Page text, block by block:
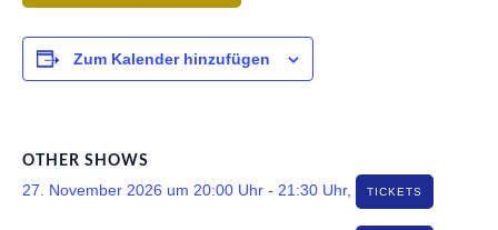
Zum Kalender hinzufügen
OTHER SHOWS
27. November 2026 um 20:00 Uhr - 21:30 Uhr, TICKETS